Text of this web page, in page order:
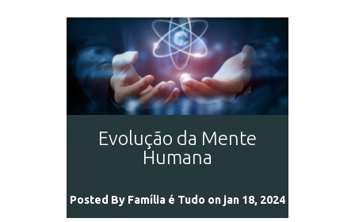
Evolução da Mente
Humana
Posted By Família é Tudo on jan 18, 2024